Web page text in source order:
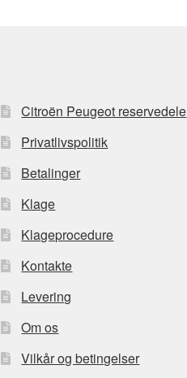
Citroën Peugeot reservedele
Privatlivspolitik
Betalinger
Klage
Klageprocedure
Kontakte
Levering
Om os
Vilkår og betingelser